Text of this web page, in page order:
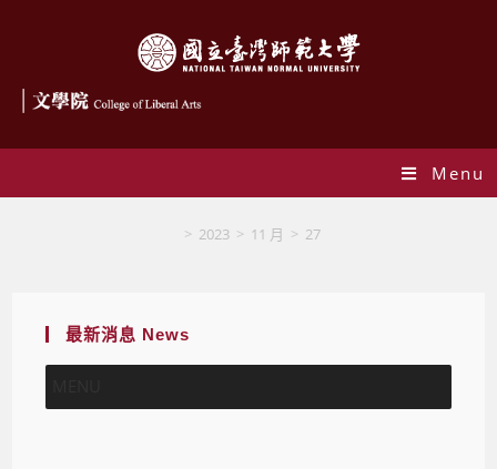
Menu
> 2023 > 11 月 > 27
最新消息 News